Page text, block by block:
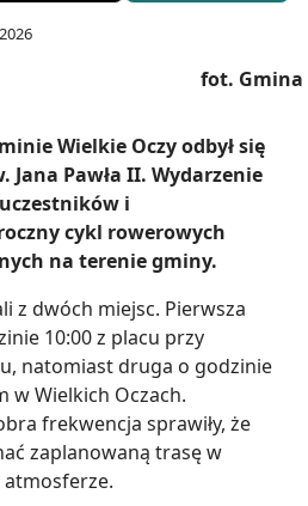
Wielkie Oczy odbył się
Jana Pawła II. Wydarzenie
i
cykl rowerowych
na terenie gminy.
z dwóch miejsc. Pierwsza
10:00 z placu przy
natomiast druga o godzinie
w Wielkich Oczach.
frekwencja sprawiły, że
zaplanowaną trasę w